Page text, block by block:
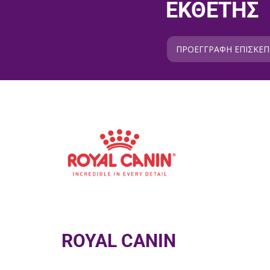
ΕΚΘΕΤΗΣ
ΠΡΟΕΓΓΡΑΦΗ
ROYAL CANIN